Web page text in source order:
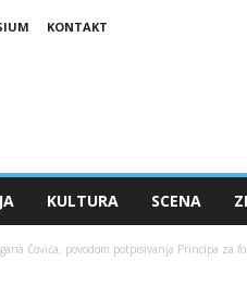
KONTAKT
KULTURA SCENA
Čovića, povodom potpisivanja Principa za